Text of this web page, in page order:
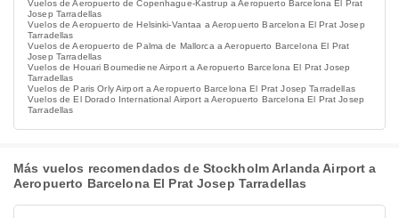
Vuelos de Aeropuerto de Copenhague-Kastrup a Aeropuerto Barcelona El Prat
Josep Tarradellas
Vuelos de Aeropuerto de Helsinki-Vantaa a Aeropuerto Barcelona El Prat Josep
Tarradellas
Vuelos de Aeropuerto de Palma de Mallorca a Aeropuerto Barcelona El Prat
Josep Tarradellas
Vuelos de Houari Boumediene Airport a Aeropuerto Barcelona El Prat Josep
Tarradellas
Vuelos de Paris Orly Airport a Aeropuerto Barcelona El Prat Josep Tarradellas
Vuelos de El Dorado International Airport a Aeropuerto Barcelona El Prat Josep
Tarradellas
Más vuelos recomendados de Stockholm Arlanda Airport a
Aeropuerto Barcelona El Prat Josep Tarradellas